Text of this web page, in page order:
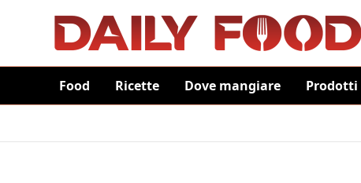
Food Ricette Dove mangiare Prodotti